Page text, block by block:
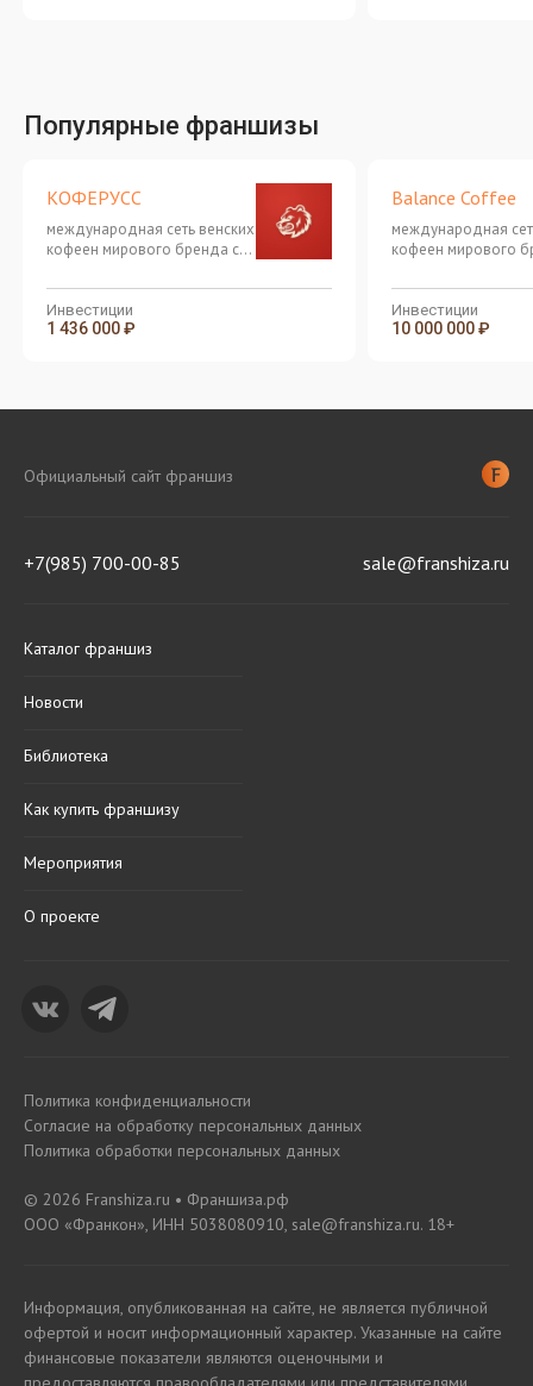
Популярные франшизы
КОФЕРУСС
международная сеть венских
кофеен мирового бренда с
рублей в месяц!
Инвестиции
1 436 000 ₽
Balance Coffee
международная
кофеен мирового
рублей в месяц!
Инвестиции
10 000 000 ₽
Официальный сайт франшиз
+7(985) 700-00-85 sale@franshiza.ru
Каталог франшиз
Новости
Библиотека
Как купить франшизу
Мероприятия
О проекте
Политика конфиденциальности
Согласие на обработку персональных данных
Политика обработки персональных данных
© 2026 Franshiza.ru • Франшиза.рф
ООО «Франкон», ИНН 5038080910, sale@franshiza.ru. 18+
Информация, опубликованная на сайте, не является публичной
офертой и носит информационный характер. Указанные на сайте
финансовые показатели являются оценочными и